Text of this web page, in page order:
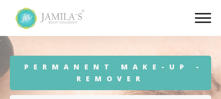
PERMANENT MAKE-UP -
REMOVER